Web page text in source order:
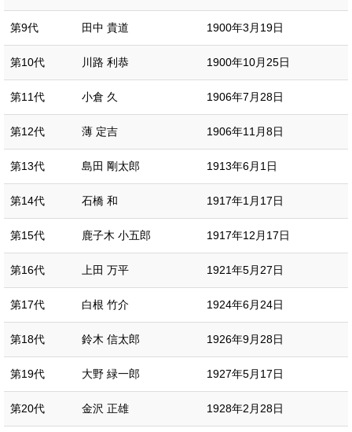
第9代 田中 貴道 1900年3月19日
第10代 川路 利恭 1900年10月25日
第11代 小倉 久 1906年7月28日
第12代 薄 定吉 1906年11月8日
第13代 島田 剛太郎 1913年6月1日
第14代 石橋 和 1917年1月17日
第15代 鹿子木 小五郎 1917年12月17日
第16代 上田 万平 1921年5月27日
第17代 白根 竹介 1924年6月24日
第18代 鈴木 信太郎 1926年9月28日
第19代 大野 緑一郎 1927年5月17日
第20代 金沢 正雄 1928年2月28日